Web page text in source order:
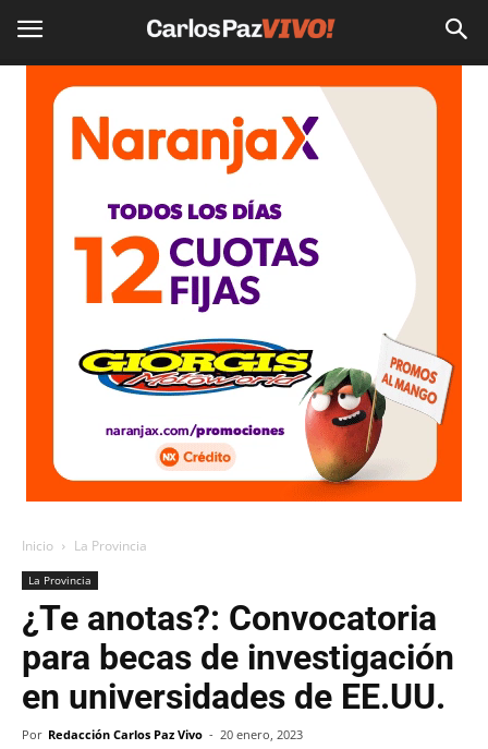
Inicio La Provincia
La Provincia
¿Te anotas?: Convocatoria
para becas de investigación
en universidades de EE.UU.
Por Redacción Carlos Paz Vivo - 20 enero, 2023